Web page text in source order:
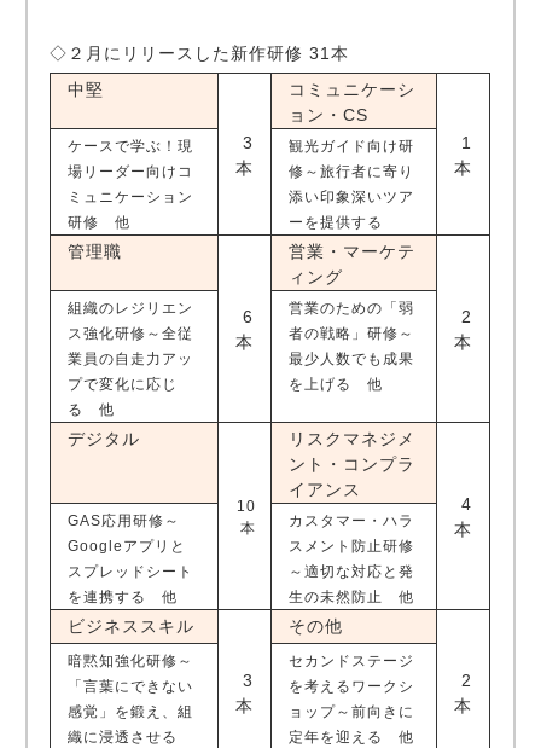
◇２月にリリースした新作研修 31本
中堅
3
本
コミュニケーシ
ョン・CS
1
本
ケースで学ぶ！現
場リーダー向けコ
ミュニケーション
研修 他
観光ガイド向け研
修～旅行者に寄り
添い印象深いツア
ーを提供する
管理職
6
本
営業・マーケテ
ィング
2
本
組織のレジリエン
ス強化研修～全従
業員の自走力アッ
プで変化に応じ
る 他
営業のための「弱
者の戦略」研修～
最少人数でも成果
を上げる 他
デジタル
10
本
リスクマネジメ
ント・コンプラ
イアンス
4
本
GAS応用研修～
Googleアプリと
スプレッドシート
を連携する 他
カスタマー・ハラ
スメント防止研修
～適切な対応と発
生の未然防止 他
ビジネススキル
3
本
その他
2
本
暗黙知強化研修～
「言葉にできない
感覚」を鍛え、組
織に浸透させる
セカンドステージ
を考えるワークシ
ョップ～前向きに
定年を迎える 他